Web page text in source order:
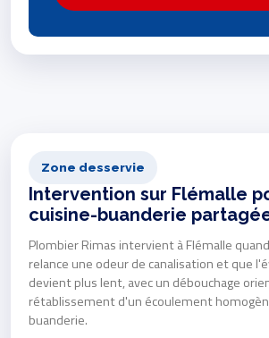
Zone desservie
Intervention sur Flémalle
cuisine-buanderie
Plombier Rimas intervient à Flémalle
relance une odeur de canalisation et que
devient plus lent, avec un débouchage
rétablissement d'un écoulement
buanderie.